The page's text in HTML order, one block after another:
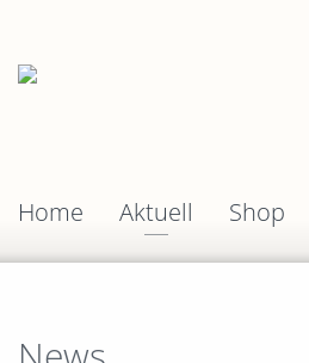
Home Aktuell Shop